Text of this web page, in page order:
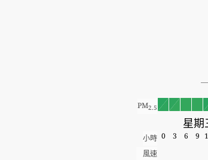
PM2.5
星期
小時 0 3 6 9
風速